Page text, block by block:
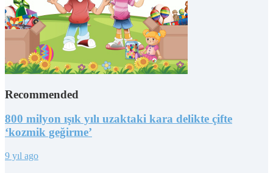
Recommended
800 milyon ışık yılı uzaktaki kara delikte çifte
‘kozmik geğirme’
9 yıl ago